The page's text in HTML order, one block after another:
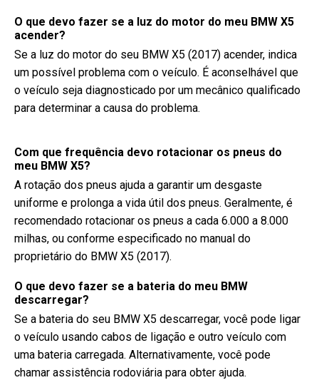
O que devo fazer se a luz do motor do meu BMW X5
acender?
Se a luz do motor do seu BMW X5 (2017) acender, indica
um possível problema com o veículo. É aconselhável que
o veículo seja diagnosticado por um mecânico qualificado
para determinar a causa do problema.
Com que frequência devo rotacionar os pneus do
meu BMW X5?
A rotação dos pneus ajuda a garantir um desgaste
uniforme e prolonga a vida útil dos pneus. Geralmente, é
recomendado rotacionar os pneus a cada 6.000 a 8.000
milhas, ou conforme especificado no manual do
proprietário do BMW X5 (2017).
O que devo fazer se a bateria do meu BMW
descarregar?
Se a bateria do seu BMW X5 descarregar, você pode ligar
o veículo usando cabos de ligação e outro veículo com
uma bateria carregada. Alternativamente, você pode
chamar assistência rodoviária para obter ajuda.